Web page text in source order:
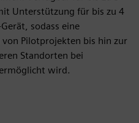
Unterstützung für bis zu 4
sodass eine
Pilotprojekten bis hin zur
Standorten bei
wird.